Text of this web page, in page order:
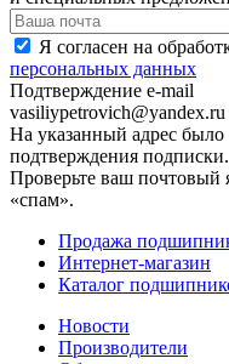
Я согласен на
персональных данных
Подтверждение e-mail
vasiliypetrovich@yandex.ru
На указанный адрес было
подтверждения подписки.
Проверьте ваш почтовый
«спам».
Продажа
Интернет-магазин
Каталог
Новости
Производители